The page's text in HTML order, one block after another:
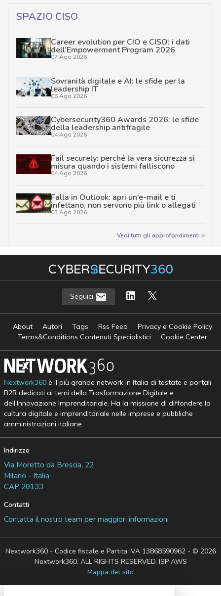
SPAZIO CISO
Career evolution per CIO e CISO: i dati
dell’Empowerment Program 2026
07 Ago 2026
Sovranità digitale e AI: le sfide per la
leadership IT
05 Ago 2026
Cybersecurity360 Awards 2026: le sfide
della leadership antifragile
04 Ago 2026
Fail securely: perché la vera sicurezza si
misura quando i sistemi falliscono
04 Ago 2026
Falla in Outlook: apri un’e-mail e ti
infettano, non servono più link o allegati
03 Ago 2026
Vedi tutti gli approfondimenti >
Seguici
About Autori Tags Rss Feed
Privacy e Cookie Policy
Terms&Conditions Contenuti Specialistici
Cookie Center
Nextwork360è il più grande network in Italia di testate e portali
B2B dedicati ai temi della Trasformazione Digitale e
dell’Innovazione Imprenditoriale. Ha la missione di diffondere la
cultura digitale e imprenditoriale nelle imprese e pubbliche
amministrazioni italiane.
Indirizzo
Via Moretto da Brescia, 22
Milano - Italia
CAP 20133
Contatti
Contatta il nostro team per maggiori informazioni
Nextwork360 - Codice fiscale e Partita IVA 13868590962 - © 2026
Nextwork360. ALL RIGHTS RESERVED. ISP AWS
Mappa del sito